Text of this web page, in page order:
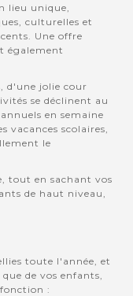
lieu unique,
culturelles et
Une offre
également
d'une jolie cour
se déclinent au
en semaine
vacances scolaires,
le
tout en sachant vos
de haut niveau,
toute l'année, et
de vos enfants,
: